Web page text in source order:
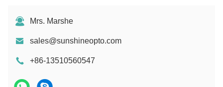
Mrs. Marshe
sales@sunshineopto.com
+86-13510560547